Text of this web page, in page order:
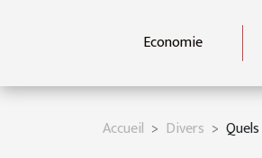
Economie
Accueil Divers